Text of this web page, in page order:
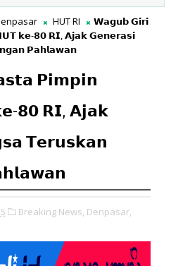
HUT RI
𝗪𝗮𝗴𝘂𝗯 𝗚𝗶𝗿𝗶
𝗸𝗲-𝟴𝟬 𝗥𝗜, 𝗔𝗷𝗮𝗸 𝗚𝗲𝗻𝗲𝗿𝗮𝘀𝗶
𝗣𝗮𝗵𝗹𝗮𝘄𝗮𝗻
𝗣𝗶𝗺𝗽𝗶𝗻
𝟴𝟬 𝗥𝗜, 𝗔𝗷𝗮𝗸
𝗧𝗲𝗿𝘂𝘀𝗸𝗮𝗻
Breaking News, Denpasar,